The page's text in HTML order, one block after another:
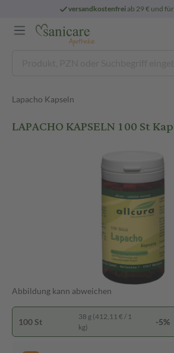
versandkostenfreiab 29 € und
Lapacho Kapseln
LAPACHO KAPSELN 100 St
Abbildung kann abweichen
100 St
38 g (412,11 € / 1
kg)
-5%